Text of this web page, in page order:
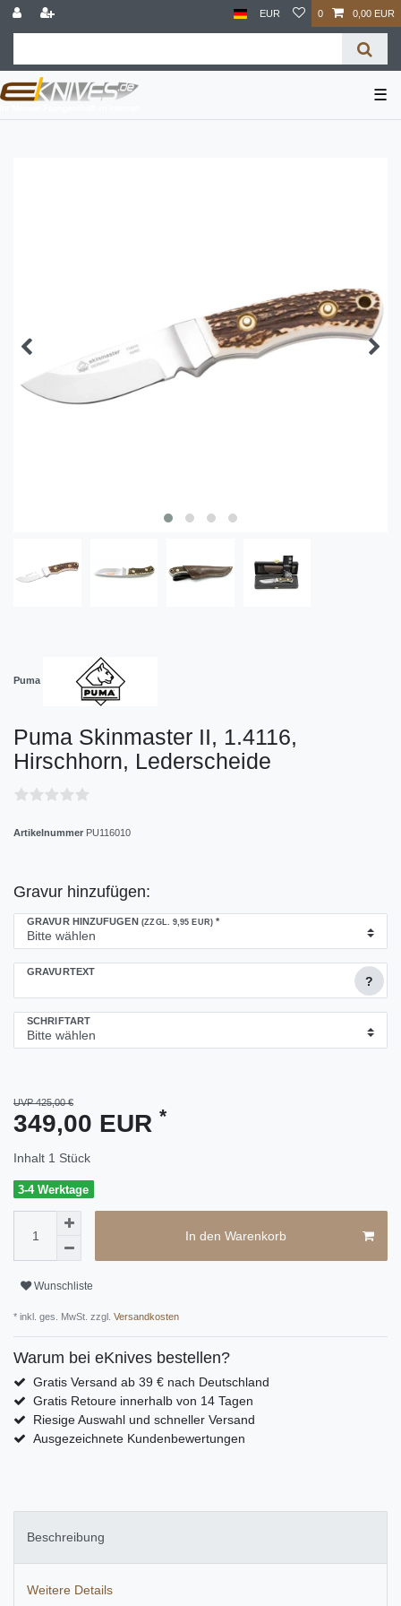
EUR 0 0,00 EUR
☰
Puma
Puma Skinmaster II, 1.4116,
Hirschhorn, Lederscheide
Artikelnummer PU116010
Gravur hinzufügen:
GRAVUR HINZUFÜGEN (ZZGL. 9,95 EUR) *
GRAVURTEXT
?
SCHRIFTART
UVP 425,00 €
349,00 EUR *
Inhalt 1 Stück
3-4 Werktage
In den Warenkorb
Wunschliste
* inkl. ges. MwSt. zzgl. Versandkosten
Warum bei eKnives bestellen?
Gratis Versand ab 39 € nach Deutschland
Gratis Retoure innerhalb von 14 Tagen
Riesige Auswahl und schneller Versand
Ausgezeichnete Kundenbewertungen
Beschreibung
Weitere Details